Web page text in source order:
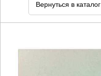
Вернуться в каталог